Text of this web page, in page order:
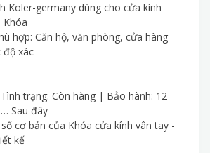
Koler-germany dùng cho cửa kính
Khóa
hợp: Căn hộ, văn phòng, cửa hàng
độ xác
trạng: Còn hàng | Bảo hành: 12
Sau đây
cơ bản của Khóa cửa kính vân tay -
kế